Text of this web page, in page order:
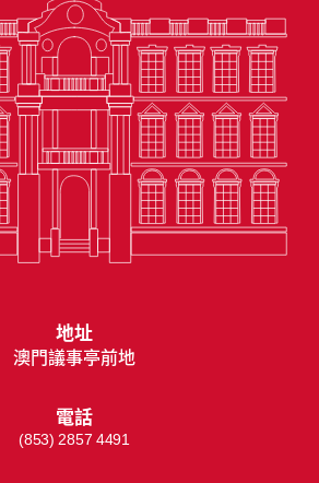
地址
澳門議事亭前地
電話
(853) 2857 4491